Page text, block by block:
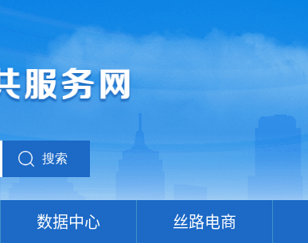
搜索
数据中心 丝路电商